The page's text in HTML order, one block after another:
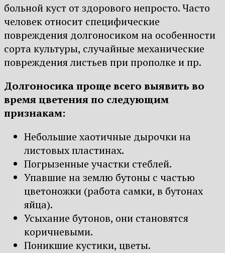
больной куст от здорового непросто. Часто
человек относит специфические
повреждения долгоносиком на особенности
сорта культуры, случайные механические
повреждения листьев при прополке и пр.
Долгоносика проще всего выявить во
время цветения по следующим
признакам:
Небольшие хаотичные дырочки на
листовых пластинах.
Погрызенные участки стеблей.
Упавшие на землю бутоны с частью
цветоножки (работа самки, в бутонах
яйца).
Усыхание бутонов, они становятся
коричневыми.
Поникшие кустики, цветы.